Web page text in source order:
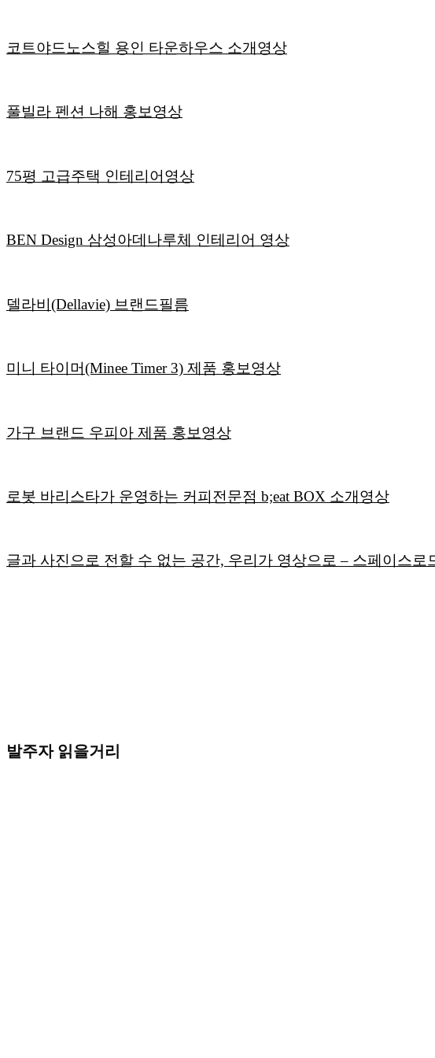
코트야드노스힐 용인 타운하우스 소개영상
풀빌라 펜션 나해 홍보영상
75평 고급주택 인테리어영상
BEN Design 삼성아데나루체 인테리어 영상
델라비(Dellavie) 브랜드필름
미니 타이머(Minee Timer 3) 제품 홍보영상
가구 브랜드 우피아 제품 홍보영상
로봇 바리스타가 운영하는 커피전문점 b;eat BOX 소개영상
글과 사진으로 전할 수 없는 공간, 우리가 영상으로 – 스페이스로
발주자 읽을거리